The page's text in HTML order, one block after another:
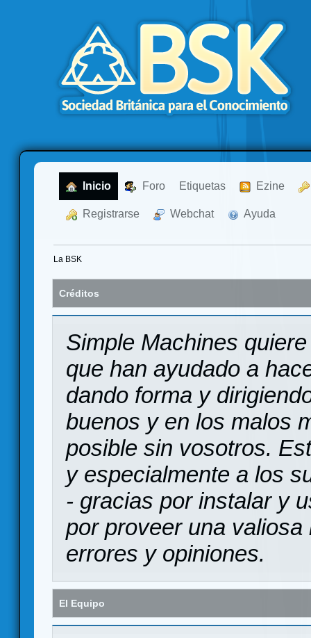
Inicio Foro Etiquetas Ezine
Registrarse Webchat Ayuda
La BSK
Créditos
Simple Machines
que han ayudado a
dando forma y
buenos y en los malos
posible sin vosotros.
y especialmente a los
- gracias por instalar y
por proveer una
errores y opiniones.
El Equipo